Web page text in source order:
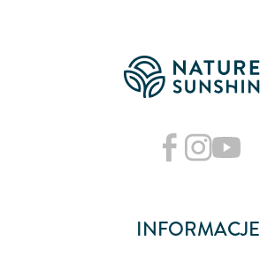
INFORMACJE